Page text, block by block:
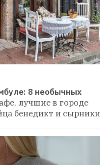
8 необычных
лучшие в городе
бенедикт и сырники